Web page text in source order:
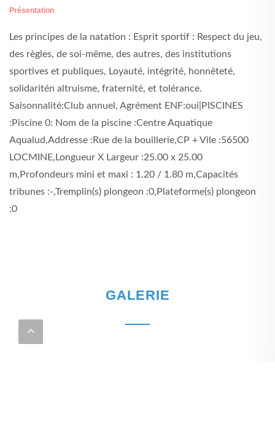
Présentation
Les principes de la natation : Esprit sportif : Respect du jeu,
des règles, de soi-même, des autres, des institutions
sportives et publiques, Loyauté, intégrité, honnêteté,
solidaritén altruisme, fraternité, et tolérance.
Saisonnalité:Club annuel, Agrément ENF:oui|PISCINES
:Piscine 0: Nom de la piscine :Centre Aquatique
Aqualud,Addresse :Rue de la bouillerie,CP + Vile :56500
LOCMINE,Longueur X Largeur :25.00 x 25.00
m,Profondeurs mini et maxi : 1.20 / 1.80 m,Capacités
tribunes :-,Tremplin(s) plongeon :0,Plateforme(s) plongeon
:0
GALERIE